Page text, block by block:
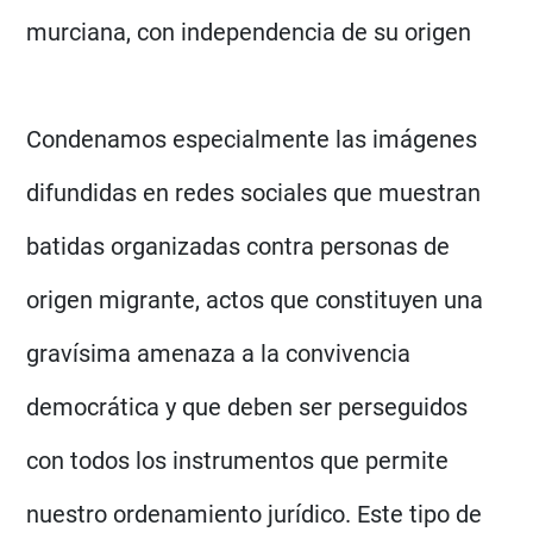
murciana, con independencia de su origen
Condenamos especialmente las imágenes
difundidas en redes sociales que muestran
batidas organizadas contra personas de
origen migrante, actos que constituyen una
gravísima amenaza a la convivencia
democrática y que deben ser perseguidos
con todos los instrumentos que permite
nuestro ordenamiento jurídico. Este tipo de